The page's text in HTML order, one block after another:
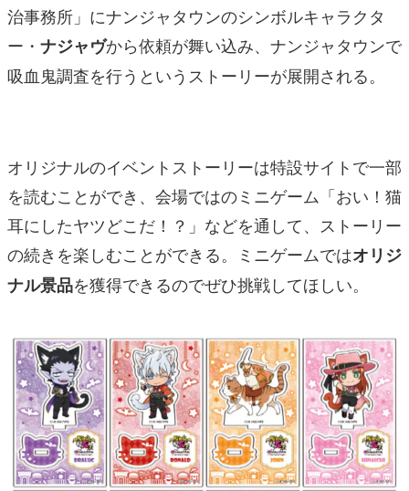
治事務所」にナンジャタウンのシンボルキャラクタ
ー・ ナジャヴから依頼が舞い込み、ナンジャタウンで
吸血鬼調査を行うというストーリーが展開される。
オリジナルのイベントストーリーは特設サイトで一部
を読むことができ、会場ではのミニゲーム「おい！猫
耳にしたヤツどこだ！？」などを通して、ストーリー
の続きを楽しむことができる。ミニゲームではオリジ
ナル景品を獲得できるのでぜひ挑戦してほしい。